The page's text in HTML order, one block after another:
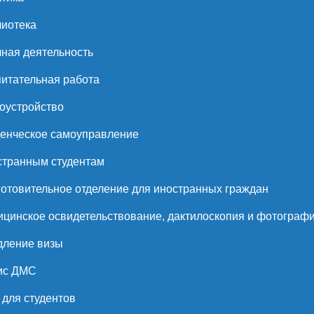
деятельность
работа
самоуправление
студентам
отделение для иностранных граждан
освидетельствование, дактилоскопия и
визы
ДМС
студентов